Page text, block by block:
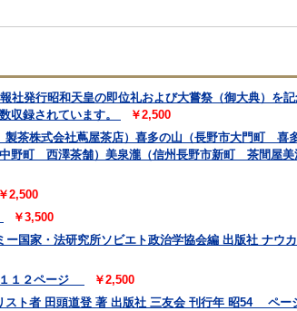
社発行昭和天皇の即位礼および大嘗祭（御大典）を
収録されています。
￥2,500
株式会社蔦屋茶店）喜多の山（長野市大門町 喜
野町 西澤茶舗）美泉瀧（信州長野市新町 茶間屋
￥2,500
￥3,500
ー国家・法研究所ソビエト政治学協会編 出版社 ナウ
１２ページ
￥2,500
ト者 田頭道登 著 出版社 三友会 刊行年 昭54 ペー